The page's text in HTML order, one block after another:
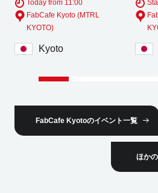
Today from 11:00
FabCafe Kyoto (MTRL
KYOTO)
Kyoto
FabCafe Kyotoのイベント一覧
ほか